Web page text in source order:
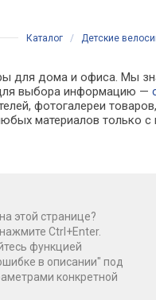
Каталог / Детские
для дома и офиса. Мы
для выбора информацию —
фотогалереи
материалов только с
этой странице?
Ctrl+Enter.
функцией
в описании" под
конкретной